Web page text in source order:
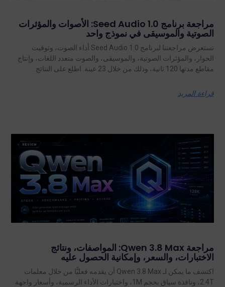
مراجعة برنامج Seed Audio 1.0: الأصوات والمؤثرات
الصوتية والموسيقى في نموذج واحد
تستعرض مراجعتنا لبرنامج Seed Audio 1.0 أداء الصوت، وتوقيت
الحوار، والمؤثرات الصوتية، والموسيقى، والصوت متعدد اللغات، وإنتاج
مقاطع مدتها 120 ثانية، وذلك من خلال 23 عينة. اطلع على النتائج.
قراءة المزيد
مراجعة Qwen 3.8 Max: المواصفات، ونتائج
الاختبارات، والسعر، وإمكانية الحصول عليه
اكتشف ما يمكن لـ Qwen 3.8 Max أن يقدمه فعليًّا من خلال معلمات
2.4T، ونافذة سياق بحجم 1M، واختبارات الأداء الرسمية، وأسعار واجهة